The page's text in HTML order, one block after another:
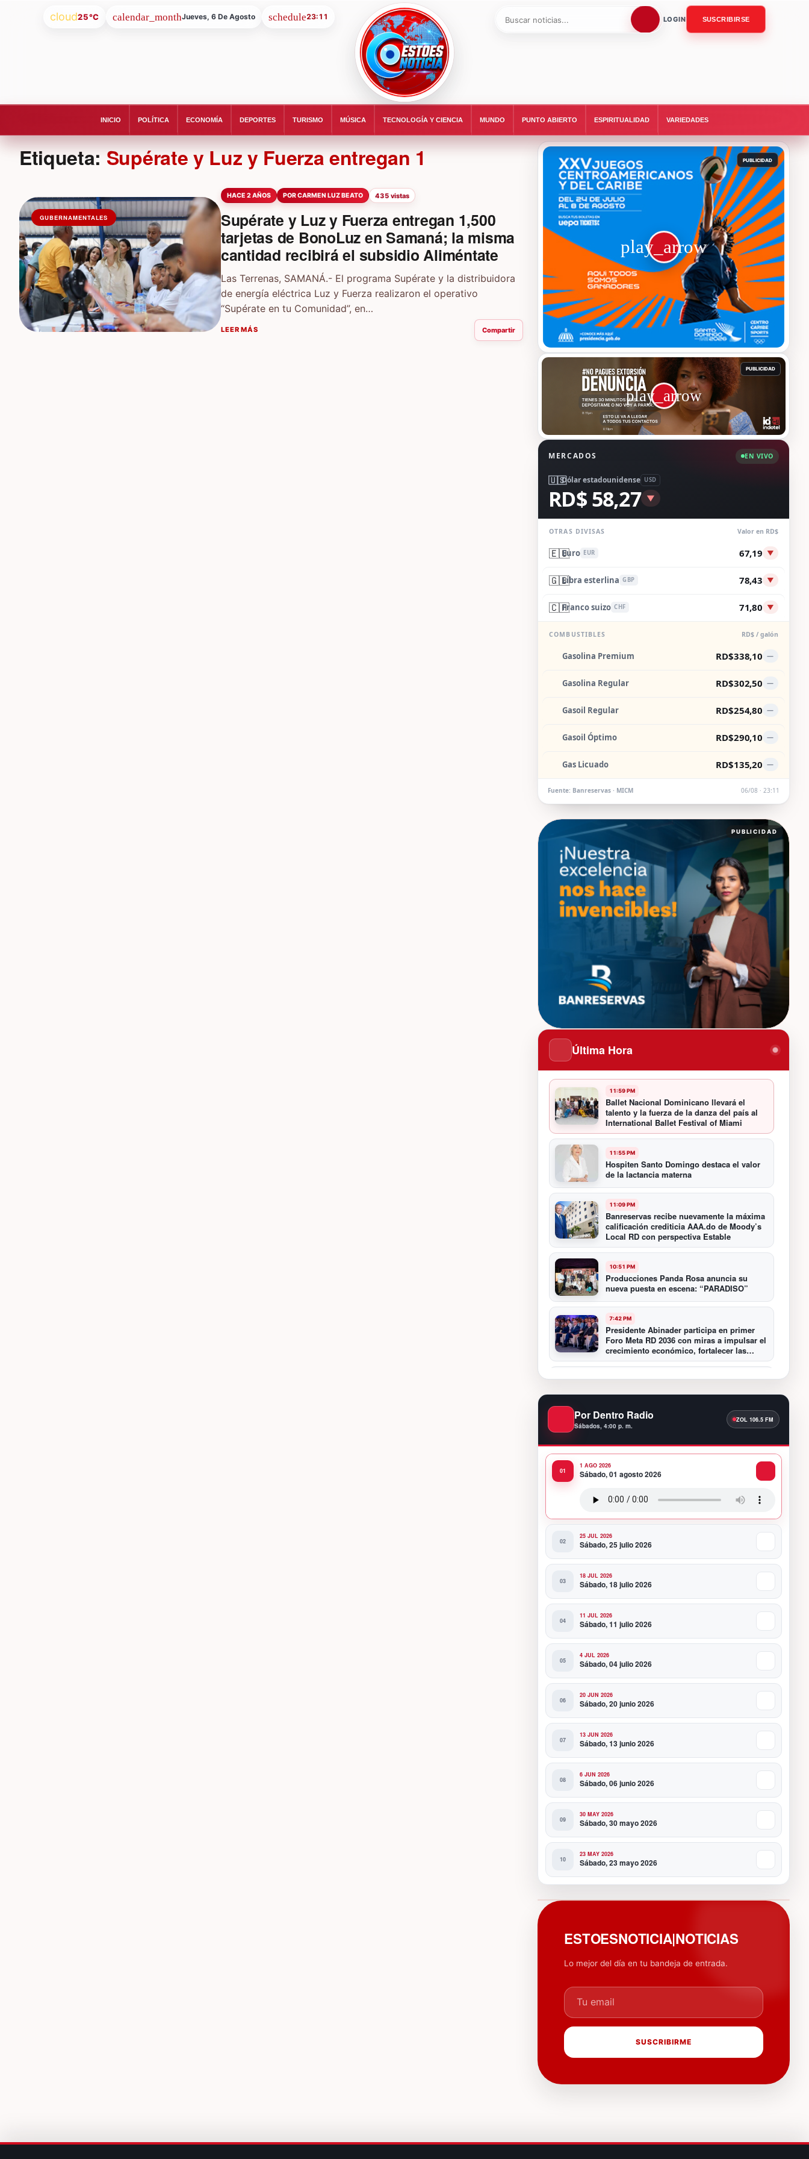
cloud25°C Jueves, 6 De Agosto 23:11
ESTOESNOTICIA|NOTICIAS
LOGIN SUSCRIBIRSE
INICIO POLÍTICA ECONOMÍA DEPORTES TURISMO MÚSICA TECNOLOGÍA Y CIENCIA MUNDO PUNTO ABIERTO ESPIRITUALIDAD VARIEDADES
Etiqueta:Supérate y Luz y Fuerza entregan 1
GUBERNAMENTALES
HACE 2 AÑOS POR CARMEN LUZ BEATO 435 vistas
Supérate y Luz y Fuerza entregan 1,500
tarjetas de BonoLuz en Samaná; la misma
cantidad recibirá el subsidio Aliméntate
Las Terrenas, SAMANÁ.- El programa Supérate y la distribuidora
de energía eléctrica Luz y Fuerza realizaron el operativo
“Supérate en tu Comunidad”, en…
LEER MÁS Compartir
MERCADOS EN VIVO
🇺🇸Dólar estadounidense USD
RD$ 58,27 ▼
OTRAS DIVISAS Valor en RD$
🇪🇺Euro EUR 67,19 ▼
🇬🇧Libra esterlina GBP 78,43 ▼
🇨🇭Franco suizo CHF 71,80 ▼
COMBUSTIBLES RD$ / galón
Gasolina Premium RD$338,10 —
Gasolina Regular RD$302,50 —
Gasoil Regular RD$254,80 —
Gasoil Óptimo RD$290,10 —
Gas Licuado RD$135,20 —
Fuente: Banreservas · MICM 06/08 · 23:11
PUBLICIDAD
Última Hora
11:59 PM
Ballet Nacional Dominicano llevará el
talento y la fuerza de la danza del país al
International Ballet Festival of Miami
11:55 PM
Hospiten Santo Domingo destaca el valor
de la lactancia materna
11:09 PM
Banreservas recibe nuevamente la máxima
calificación crediticia AAA.do de Moody’s
Local RD con perspectiva Estable
10:51 PM
Producciones Panda Rosa anuncia su
nueva puesta en escena: “PARADISO”
7:42 PM
Presidente Abinader participa en primer
Foro Meta RD 2036 con miras a impulsar el
crecimiento económico, fortalecer las
instituciones y elevar la productividad
7:30 PM
país que deja de honrar a sus artistas
comienza a olvidar su historia”
Fortaleza del peso responde a
sobrevaluación, sostiene experta
11:58 PM
Salón Político/Comunicaciones
Por Dentro Radio
Sábados, 4:00 p. m.
1 AGO 2026
Sábado, 01 agosto 2026
25 JUL 2026
Sábado, 25 julio 2026
18 JUL 2026
Sábado, 18 julio 2026
11 JUL 2026
Sábado, 11 julio 2026
4 JUL 2026
Sábado, 04 julio 2026
20 JUN 2026
Sábado, 20 junio 2026
13 JUN 2026
Sábado, 13 junio 2026
6 JUN 2026
Sábado, 06 junio 2026
30 MAY 2026
Sábado, 30 mayo 2026
23 MAY 2026
Sábado, 23 mayo 2026
ESTOESNOTICIA|NOTICIAS
Lo mejor del día en tu bandeja de entrada.
Tu email
SUSCRIBIRME